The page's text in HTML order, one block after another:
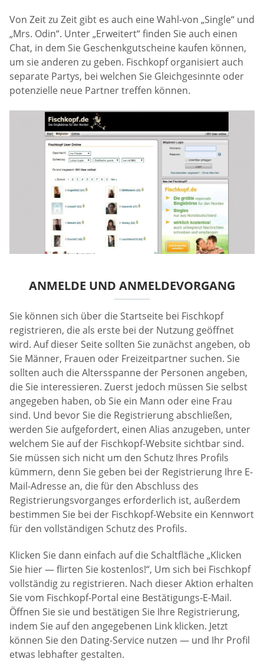
Von Zeit zu Zeit gibt es auch eine Wahl-von „Single“ und
„Mrs. Odin“. Unter „Erweitert“ finden Sie auch einen
Chat, in dem Sie Geschenkgutscheine kaufen können,
um sie anderen zu geben. Fischkopf organisiert auch
separate Partys, bei welchen Sie Gleichgesinnte oder
potenzielle neue Partner treffen können.
ANMELDE UND ANMELDEVORGANG
Sie können sich über die Startseite bei Fischkopf
registrieren, die als erste bei der Nutzung geöffnet
wird. Auf dieser Seite sollten Sie zunächst angeben, ob
Sie Männer, Frauen oder Freizeitpartner suchen. Sie
sollten auch die Altersspanne der Personen angeben,
die Sie interessieren. Zuerst jedoch müssen Sie selbst
angegeben haben, ob Sie ein Mann oder eine Frau
sind. Und bevor Sie die Registrierung abschließen,
werden Sie aufgefordert, einen Alias anzugeben, unter
welchem Sie auf der Fischkopf-Website sichtbar sind.
Sie müssen sich nicht um den Schutz Ihres Profils
kümmern, denn Sie geben bei der Registrierung Ihre E-
Mail-Adresse an, die für den Abschluss des
Registrierungsvorganges erforderlich ist, außerdem
bestimmen Sie bei der Fischkopf-Website ein Kennwort
für den vollständigen Schutz des Profils.
Klicken Sie dann einfach auf die Schaltfläche „Klicken
Sie hier — flirten Sie kostenlos!“, Um sich bei Fischkopf
vollständig zu registrieren. Nach dieser Aktion erhalten
Sie vom Fischkopf-Portal eine Bestätigungs-E-Mail.
Öffnen Sie sie und bestätigen Sie Ihre Registrierung,
indem Sie auf den angegebenen Link klicken. Jetzt
können Sie den Dating-Service nutzen — und Ihr Profil
etwas lebhafter gestalten.